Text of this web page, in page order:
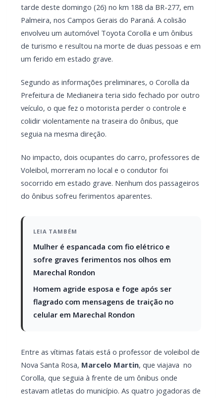
tarde deste domingo (26) no km 188 da BR-277, em
Palmeira, nos Campos Gerais do Paraná. A colisão
envolveu um automóvel Toyota Corolla e um ônibus
de turismo e resultou na morte de duas pessoas e em
um ferido em estado grave.
Segundo as informações preliminares, o Corolla da
Prefeitura de Medianeira teria sido fechado por outro
veículo, o que fez o motorista perder o controle e
colidir violentamente na traseira do ônibus, que
seguia na mesma direção.
No impacto, dois ocupantes do carro, professores de
Voleibol, morreram no local e o condutor foi
socorrido em estado grave. Nenhum dos passageiros
do ônibus sofreu ferimentos aparentes.
LEIA TAMBÉM
Mulher é espancada com fio elétrico e
sofre graves ferimentos nos olhos em
Marechal Rondon
Homem agride esposa e foge após ser
flagrado com mensagens de traição no
celular em Marechal Rondon
Entre as vítimas fatais está o professor de voleibol de
Nova Santa Rosa, Marcelo Martin, que viajava no
Corolla, que seguia à frente de um ônibus onde
estavam atletas do município. As quatro jogadoras de